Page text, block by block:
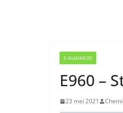
E-NUMMERS
E960 –
23 mei 2021